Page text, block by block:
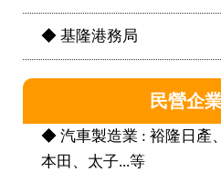
◆ 基隆港務局
民營企
◆ 汽車製造業 : 裕隆日產
本田、太子...等